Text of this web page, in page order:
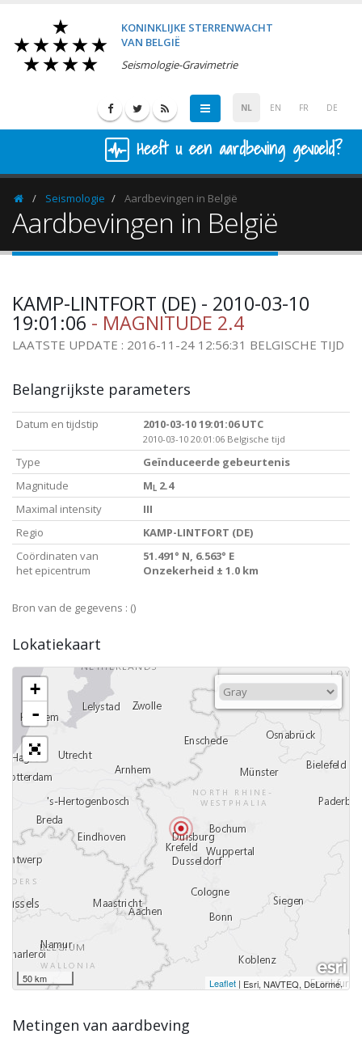
KONINKLIJKE STERRENWACHT
VAN BELGIË
Seismologie-Gravimetrie
NL EN FR DE
Heeft u een aardbeving gevoeld?
HomepageSeismologie Aardbevingen in België
Aardbevingen in België
KAMP-LINTFORT (DE) - 2010-03-10
19:01:06 - MAGNITUDE 2.4
LAATSTE UPDATE : 2016-11-24 12:56:31 BELGISCHE TIJD
Belangrijkste parameters
Datum en tijdstip 2010-03-10 19:01:06 UTC
2010-03-10 20:01:06 Belgische tijd
Type
Geïnduceerde gebeurtenis
Magnitude
M L 2.4
Maximal intensity
III
Regio
KAMP-LINTFORT (DE)
Coördinaten van
het epicentrum
51.491° N, 6.563° E
Onzekerheid ± 1.0 km
Bron van de gegevens : ()
Lokatiekaart
+
-
50 km Leaflet | Esri, NAVTEQ, DeLorme,
Metingen van aardbeving